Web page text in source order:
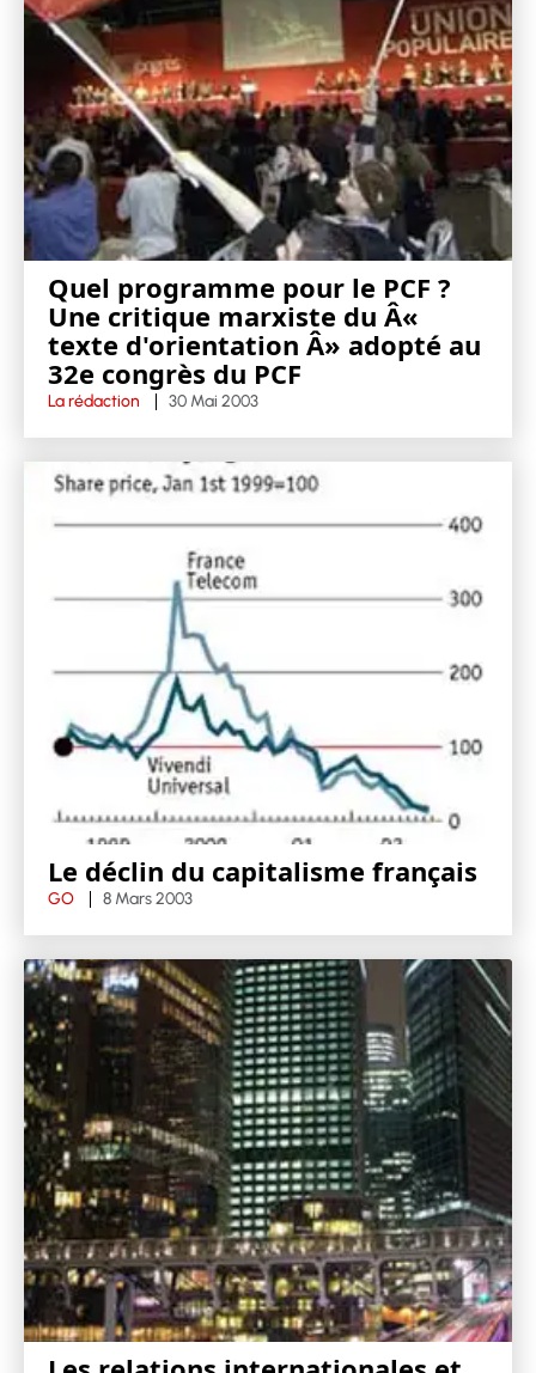
Quel programme pour le PCF ?
Une critique marxiste du Â«
texte d'orientation Â» adopté au
32e congrès du PCF
La rédaction 30 Mai 2003
Le déclin du capitalisme français
GO 8 Mars 2003